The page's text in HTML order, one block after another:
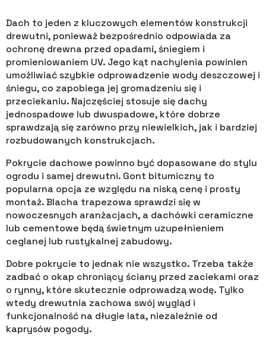
Dach to jeden z kluczowych elementów konstrukcji
drewutni, ponieważ bezpośrednio odpowiada za
ochronę drewna przed opadami, śniegiem i
promieniowaniem UV. Jego kąt nachylenia powinien
umożliwiać szybkie odprowadzenie wody deszczowej i
śniegu, co zapobiega jej gromadzeniu się i
przeciekaniu. Najczęściej stosuje się dachy
jednospadowe lub dwuspadowe, które dobrze
sprawdzają się zarówno przy niewielkich, jak i bardziej
rozbudowanych konstrukcjach.
Pokrycie dachowe powinno być dopasowane do stylu
ogrodu i samej drewutni. Gont bitumiczny to
popularna opcja ze względu na niską cenę i prosty
montaż. Blacha trapezowa sprawdzi się w
nowoczesnych aranżacjach, a dachówki ceramiczne
lub cementowe będą świetnym uzupełnieniem
ceglanej lub rustykalnej zabudowy.
Dobre pokrycie to jednak nie wszystko. Trzeba także
zadbać o okap chroniący ściany przed zaciekami oraz
o rynny, które skutecznie odprowadzą wodę. Tylko
wtedy drewutnia zachowa swój wygląd i
funkcjonalność na długie lata, niezależnie od
kaprysów pogody.